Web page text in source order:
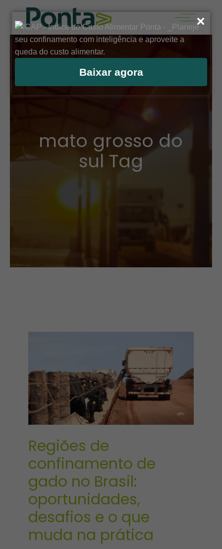
Baixar agora
mato grosso do
sul Tag
Regiões de
confinamento de
gado no Brasil:
oportunidades,
desafios e o que
muda na prática